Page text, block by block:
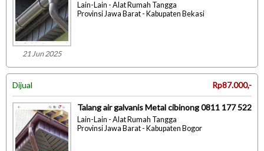
21 Jun 2025
Lain-Lain - Alat Rumah Tangga
Provinsi Jawa Barat - Kabupaten Bekasi
Dijual Rp87.000,-
Talang air galvanis Metal cibinong 0811 177 522
Lain-Lain - Alat Rumah Tangga
Provinsi Jawa Barat - Kabupaten Bogor